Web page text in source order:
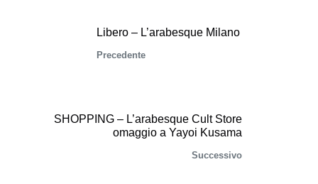
Libero – L’arabesque Milano
Precedente
SHOPPING – L’arabesque Cult Store
omaggio a Yayoi Kusama
Successivo